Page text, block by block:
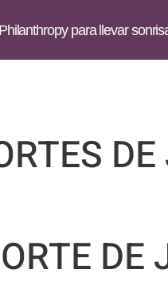
para llevar
DE